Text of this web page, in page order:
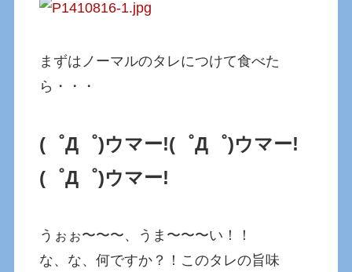
まずはノーマルのタレにつけて食べた
ら・・・
(゜Д゜)ウマー!(゜Д゜)ウマー!
(゜Д゜)ウマー!
うぉぉ〜〜〜、うま〜〜〜い！！
な、な、何ですか？！このタレの旨味